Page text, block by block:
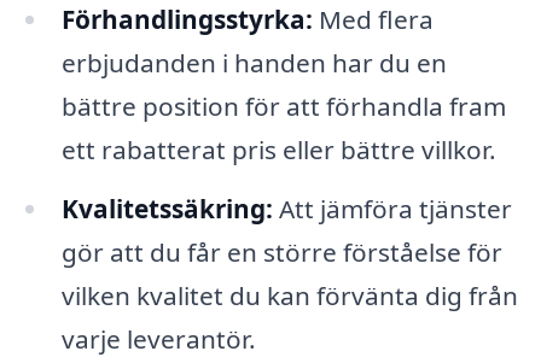
Förhandlingsstyrka: Med flera
erbjudanden i handen har du en
bättre position för att förhandla fram
ett rabatterat pris eller bättre villkor.
Kvalitetssäkring: Att jämföra tjänster
gör att du får en större förståelse för
vilken kvalitet du kan förvänta dig från
varje leverantör.